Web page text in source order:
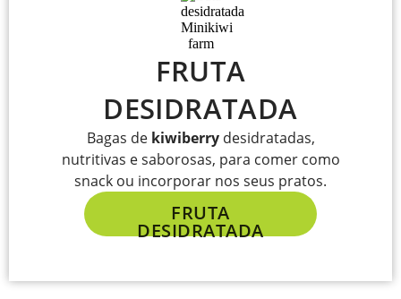
FRUTA
DESIDRATADA
Bagas de kiwiberrydesidratadas,
nutritivas e saborosas, para comer como
snack ou incorporar nos seus pratos.
FRUTA
DESIDRATADA